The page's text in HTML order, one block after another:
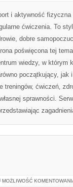
i aktywność
ćwiczenia. To
dobre
poświęcona tej
wiedzy, w którym
początkujący, jak
treningów, ćwiczeń,
sprawności.
MOŻLIWOŚĆ